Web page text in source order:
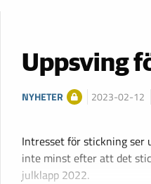
Uppsving
NYHETER 2023-02-12
Intresset för stickning ser
inte minst efter att det
julklapp 2022.